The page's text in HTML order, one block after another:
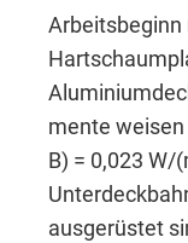
Arbeitsbeginn
men­te
B) = 0,023
ausgerüstet